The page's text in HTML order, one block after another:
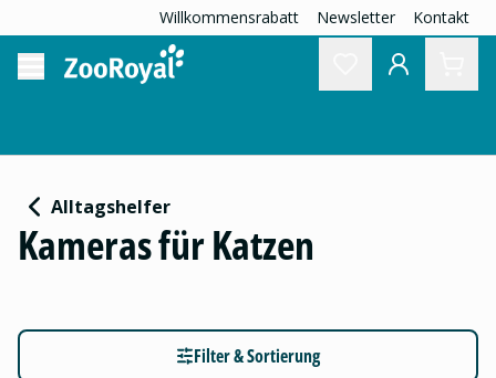
Willkommensrabatt Newsletter Kontakt
Alltagshelfer
Kameras für Katzen
Filter & Sortierung